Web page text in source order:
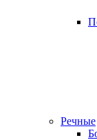
Речные